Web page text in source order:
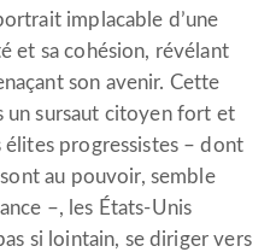
implacable d’une
et sa cohésion, révélant
son avenir. Cette
un sursaut citoyen fort et
élites progressistes – dont
au pouvoir, semble
–, les États-Unis
si lointain, se diriger vers